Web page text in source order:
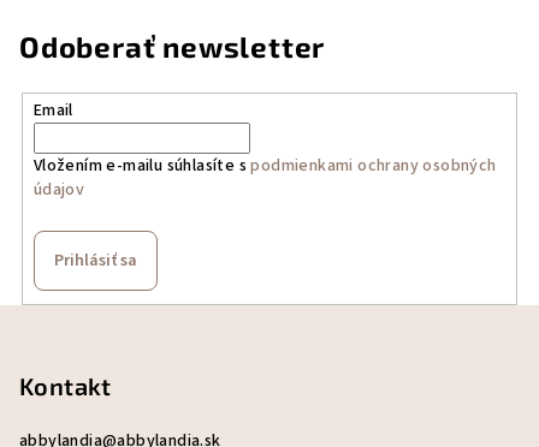
Odoberať newsletter
Email
Vložením e-mailu súhlasíte spodmienkami ochrany osobných
údajov
Prihlásiť sa
Kontakt
abbylandia@abbylandia.sk